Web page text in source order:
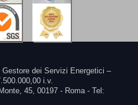
dei Servizi Energetici –
i.v.
45, 00197 - Roma - Tel: